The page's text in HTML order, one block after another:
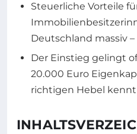
Steuerliche Vorteile
Deutschland massiv
Der Einstieg gelingt
20.000 Euro
richtigen Hebel kennt